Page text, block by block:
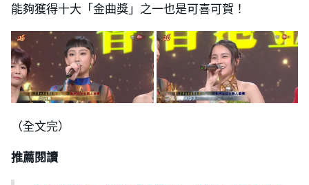
能夠獲得十大「金曲獎」之一也是可喜可賀！
（全文完）
推薦閱讀